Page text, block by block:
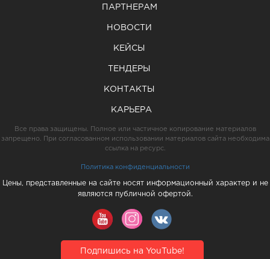
ПАРТНЕРАМ
НОВОСТИ
КЕЙСЫ
ТЕНДЕРЫ
КОНТАКТЫ
КАРЬЕРА
Все права защищены. Полное или частичное копирование материалов
запрещено. При согласованном использовании материалов сайта необходима
ссылка на ресурс.
Политика конфиденциальности
Цены, представленные на сайте носят информационный характер и не
являются публичной офертой.
Подпишись на YouTube!